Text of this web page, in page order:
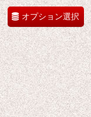
オプション選択